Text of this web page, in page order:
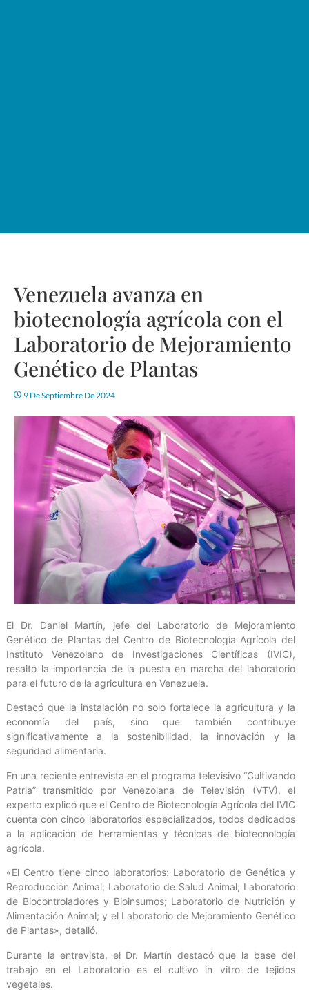
Venezuela avanza en
biotecnología agrícola con el
Laboratorio de Mejoramiento
Genético de Plantas
9 De Septiembre De 2024
El Dr. Daniel Martín, jefe del Laboratorio de Mejoramiento
Genético de Plantas del Centro de Biotecnología Agrícola del
Instituto Venezolano de Investigaciones Científicas (IVIC),
resaltó la importancia de la puesta en marcha del laboratorio
para el futuro de la agricultura en Venezuela.
Destacó que la instalación no solo fortalece la agricultura y la
economía del país, sino que también contribuye
significativamente a la sostenibilidad, la innovación y la
seguridad alimentaria.
En una reciente entrevista en el programa televisivo “Cultivando
Patria” transmitido por Venezolana de Televisión (VTV), el
experto explicó que el Centro de Biotecnología Agrícola del IVIC
cuenta con cinco laboratorios especializados, todos dedicados
a la aplicación de herramientas y técnicas de biotecnología
agrícola.
«El Centro tiene cinco laboratorios: Laboratorio de Genética y
Reproducción Animal; Laboratorio de Salud Animal; Laboratorio
de Biocontroladores y Bioinsumos; Laboratorio de Nutrición y
Alimentación Animal; y el Laboratorio de Mejoramiento Genético
de Plantas», detalló.
Durante la entrevista, el Dr. Martín destacó que la base del
trabajo en el Laboratorio es el cultivo in vitro de tejidos
vegetales.